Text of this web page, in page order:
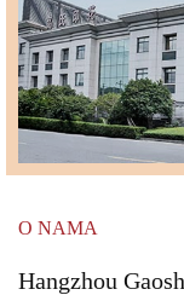
O NAMA
Hangzhou